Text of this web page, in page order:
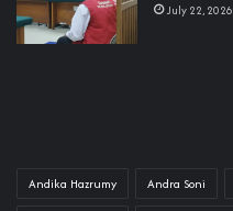
July 22, 2026
Andika Hazrumy Andra Soni